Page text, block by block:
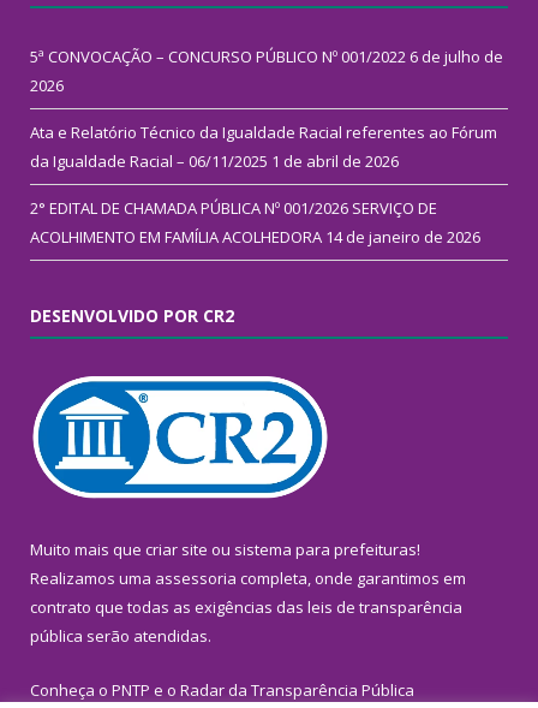
5ª CONVOCAÇÃO – CONCURSO PÚBLICO Nº 001/2022 6 de julho de
2026
Ata e Relatório Técnico da Igualdade Racial referentes ao Fórum
da Igualdade Racial – 06/11/2025 1 de abril de 2026
2° EDITAL DE CHAMADA PÚBLICA Nº 001/2026 SERVIÇO DE
ACOLHIMENTO EM FAMÍLIA ACOLHEDORA 14 de janeiro de 2026
DESENVOLVIDO POR CR2
Muito mais que criar site ou sistema para prefeituras!
Realizamos uma assessoria completa, onde garantimos em
contrato que todas as exigências das leis de transparência
pública serão atendidas.
Conheça o PNTP e o Radar da Transparência Pública